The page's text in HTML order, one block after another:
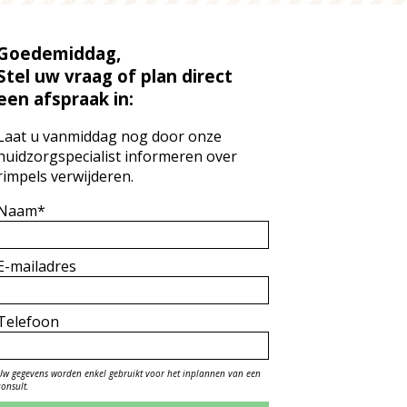
uw vraag of plan direct
afspraak in:
u vanmiddag nog door onze
informeren over
verwijderen.
mailadres
gegevens worden enkel gebruikt voor het inplannen van een